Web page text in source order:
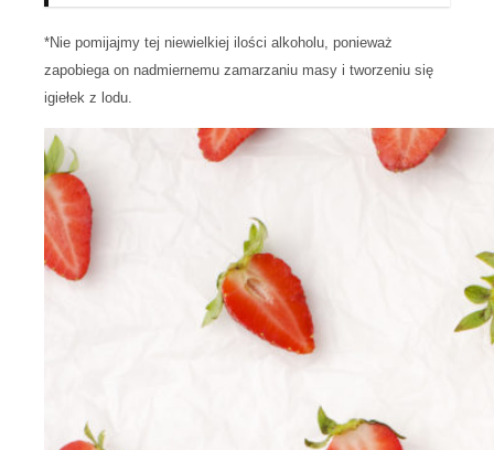
*Nie pomijajmy tej niewielkiej ilości alkoholu, ponieważ
zapobiega on nadmiernemu zamarzaniu masy i tworzeniu się
igiełek z lodu.